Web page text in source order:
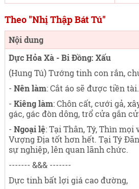
Theo "Nhị Thập Bát Tú"
Nội dung
Dực Hỏa Xà - Bi Đồng: Xấu
(Hung Tú) Tướng tinh con rắn,
- Nên làm: Cắt áo sẽ được tiền tài.
- Kiêng làm: Chôn cất, cưới gả,
gác, gác đòn dông, trổ cửa gắn
- Ngoại lệ: Tại Thân, Tý, Thìn
Vượng Địa tốt hơn hết. Tại Tý
sự nghiệp, lên quan lãnh chức.
------- &&& -------
Dực tinh bất lợi giá cao đường,